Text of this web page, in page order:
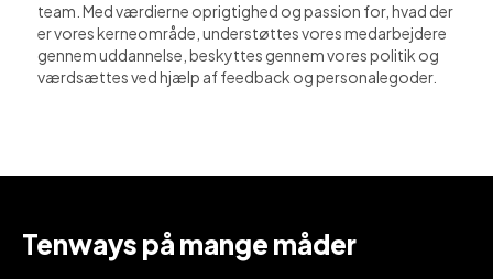
team. Med værdierne oprigtighed og passion for, hvad der
er vores kerneområde, understøttes vores medarbejdere
gennem uddannelse, beskyttes gennem vores politik og
værdsættes ved hjælp af feedback og personalegoder.
Tenways på mange måder